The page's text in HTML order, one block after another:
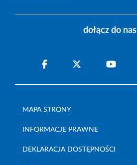
dołącz do nas
MAPA STRONY
INFORMACJE PRAWNE
DEKLARACJA DOSTĘPNOŚCI